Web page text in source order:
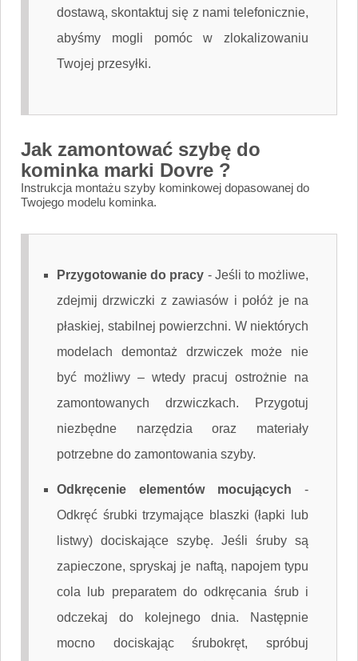
dostawą, skontaktuj się z nami telefonicznie,
abyśmy mogli pomóc w zlokalizowaniu
Twojej przesyłki.
Jak zamontować szybę do
kominka marki Dovre ?
Instrukcja montażu szyby kominkowej dopasowanej do
Twojego modelu kominka.
Przygotowanie do pracy - Jeśli to możliwe,
zdejmij drzwiczki z zawiasów i połóż je na
płaskiej, stabilnej powierzchni. W niektórych
modelach demontaż drzwiczek może nie
być możliwy – wtedy pracuj ostrożnie na
zamontowanych drzwiczkach. Przygotuj
niezbędne narzędzia oraz materiały
potrzebne do zamontowania szyby.
Odkręcenie elementów mocujących -
Odkręć śrubki trzymające blaszki (łapki lub
listwy) dociskające szybę. Jeśli śruby są
zapieczone, spryskaj je naftą, napojem typu
cola lub preparatem do odkręcania śrub i
odczekaj do kolejnego dnia. Następnie
mocno dociskając śrubokręt, spróbuj